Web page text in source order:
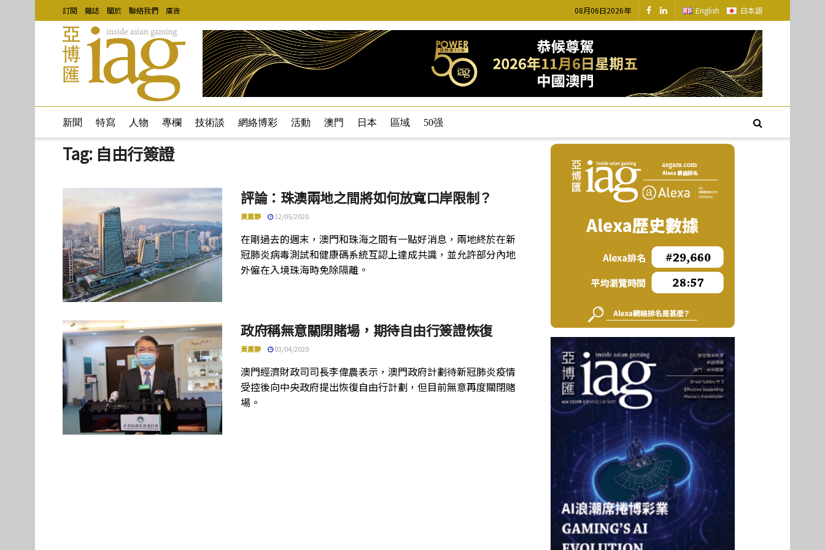
訂閱 雜誌 關於 聯絡我們 廣告 08月06日2026年 English 日本語
新聞 特寫 人物 專欄 技術談 網絡博彩 活動 澳門 日本 區域 50强
Tag: 自由行簽證
評論：珠澳兩地之間將如何放寬口岸限制？
黃嘉靜 12/05/2020
在剛過去的週末，澳門和珠海之間有一點好消息，兩地終於在新
冠肺炎病毒測試和健康碼系統互認上達成共識，並允許部分內地
外僱在入境珠海時免除隔離。
政府稱無意關閉賭場，期待自由行簽證恢復
黃嘉靜 03/04/2020
澳門經濟財政司司長李偉農表示，澳門政府計劃待新冠肺炎疫情
受控後向中央政府提出恢復自由行計劃，但目前無意再度關閉賭
場。